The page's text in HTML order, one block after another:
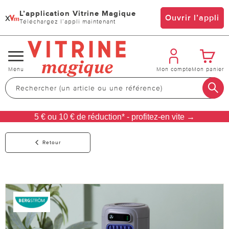
x L’application Vitrine Magique
Téléchargez l’appli maintenant Ouvrir l’appli
Changer
de
navigation
Menu Mon compteMon panier
5 € ou 10 € de réduction* - profitez-en vite →
Retour